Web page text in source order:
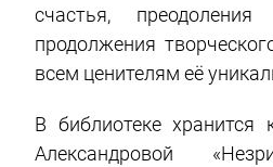
счастья,
продолжения
всем ценителям её
В библиотеке
Александровой